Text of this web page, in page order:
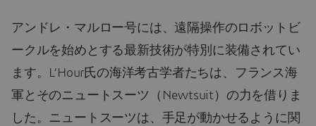
アンドレ・マルロー号には、遠隔操作のロボットビ
ークルを始めとする最新技術が特別に装備されてい
ます。L’Hour氏の海洋考古学者たちは、フランス海
軍とそのニュートスーツ（Newtsuit）の力を借りま
した。ニュートスーツは、手足が動かせるように関